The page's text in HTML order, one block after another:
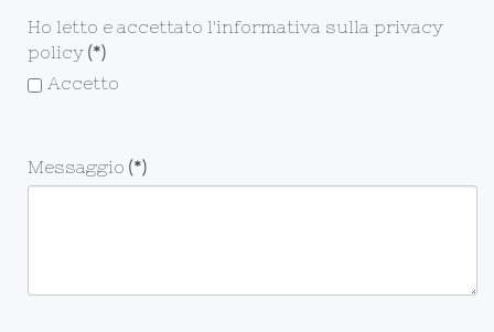
Ho letto e accettato l'informativa sulla privacy
policy (*)
Accetto
Messaggio (*)